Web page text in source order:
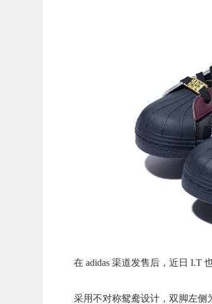
在 adidas 渠道发售后，近日 I.T
采用不对称鸳鸯设计，双脚左侧